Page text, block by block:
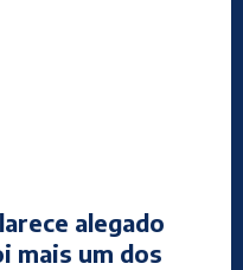
alegado
mais um dos